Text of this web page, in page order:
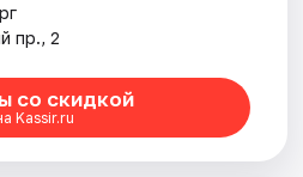
пр., 2
со скидкой
Kassir.ru